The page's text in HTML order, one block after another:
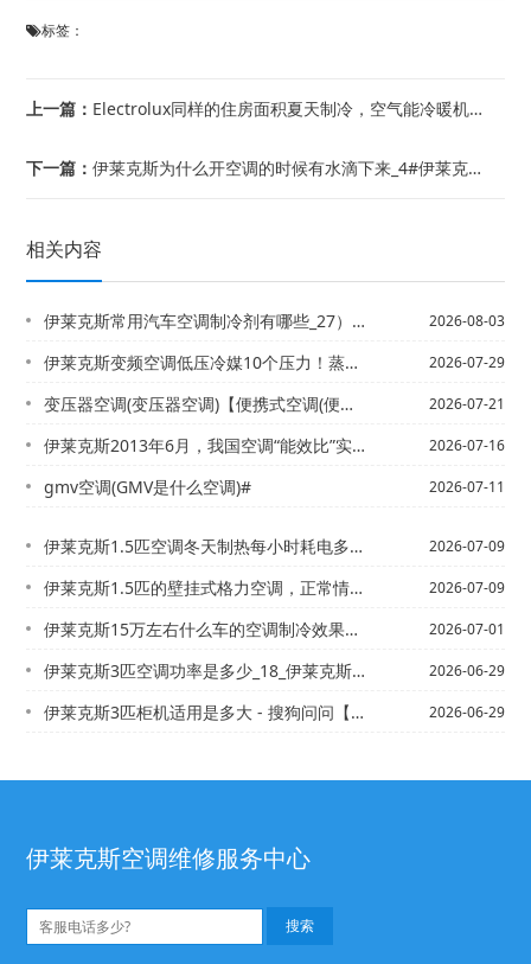
标签：
上一篇： Electrolux同样的住房面积夏天制冷，空气能冷暖机组与空调哪个好，哪个节能...
下一篇：伊莱克斯为什么开空调的时候有水滴下来_4#伊莱克斯为什么开空调会有臭味和土腥味_...
相关内容
伊莱克斯常用汽车空调制冷剂有哪些_27）常用汽车空调制冷剂有哪些_28 2026-08-03
伊莱克斯变频空调低压冷媒10个压力！蒸发器冷凝器都通风良好！就是不怎么制冷！求各... 2026-07-29
变压器空调(变压器空调)【便携式空调(便携式空调一体机怎么样) 2026-07-21
伊莱克斯2013年6月，我国空调“能效比”实行新的等级标准，空调制冷“能效比”E... 2026-07-16
gmv空调(GMV是什么空调)# 2026-07-11
伊莱克斯1.5匹空调冬天制热每小时耗电多少_2，伊莱克斯1.5匹空调一小时多少度... 2026-07-09
伊莱克斯1.5匹的壁挂式格力空调，正常情况下使用，一天24小时需要消耗大约几度电... 2026-07-09
伊莱克斯15万左右什么车的空调制冷效果好_5\伊莱克斯15座全顺加多少制冷剂 2026-07-01
伊莱克斯3匹空调功率是多少_18_伊莱克斯3匹空调耗电量每小时需要多少度（大概）... 2026-06-29
伊莱克斯3匹柜机适用是多大 - 搜狗问问【伊莱克斯3匹柜式空调每小时制冷用多少电... 2026-06-29
伊莱克斯空调维修服务中心